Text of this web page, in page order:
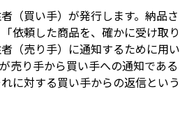
（買い手）が発行します。納品さ
依頼した商品を、確かに受け取り
（売り手）に通知するために用い
売り手から買い手への通知である
に対する買い手からの返信という